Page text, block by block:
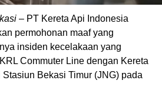
– PT Kereta Api Indonesia
permohonan maaf yang
insiden kecelakaan yang
Commuter Line dengan Kereta
Bekasi Timur (JNG) pada